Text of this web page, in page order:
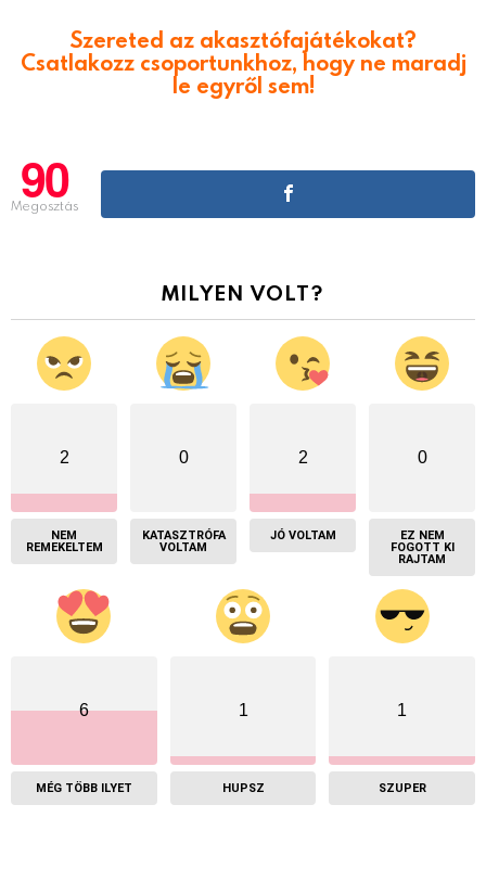
Szereted az akasztófajátékokat?
Csatlakozz csoportunkhoz, hogy ne maradj
le egyről sem!
90
Megosztás
MILYEN VOLT?
2
NEM
REMEKELTEM
0
KATASZTRÓFA
VOLTAM
2
JÓ VOLTAM
0
EZ NEM
FOGOTT KI
RAJTAM
6
MÉG TÖBB ILYET
1
HUPSZ
1
SZUPER